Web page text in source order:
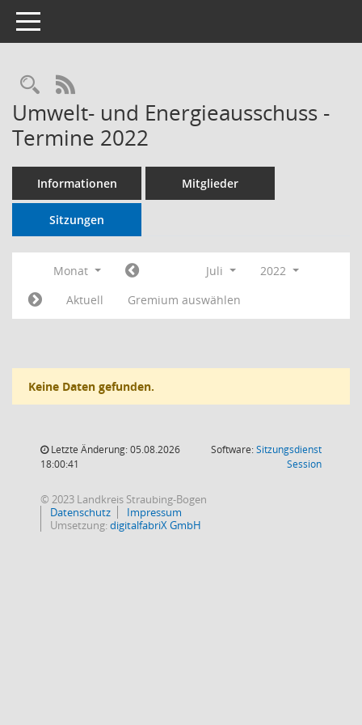
Toggle navigation
RSS-Feed
Umwelt- und Energieausschuss -
Termine 2022
Informationen Mitglieder
Sitzungen
Monat Juli
2022
Aktuell
Gremium auswählen
Keine Daten gefunden.
Letzte Änderung: 05.08.2026
18:00:41
Software:Sitzungsdienst
Session(Wird in
© 2023 Landkreis Straubing-Bogen
Datenschutz
Impressum
Umsetzung:digitalfabriX GmbH